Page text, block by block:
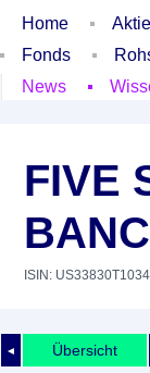
Home
Fonds
News
FIVE
ISIN: US33830T1034
◄ Übersicht